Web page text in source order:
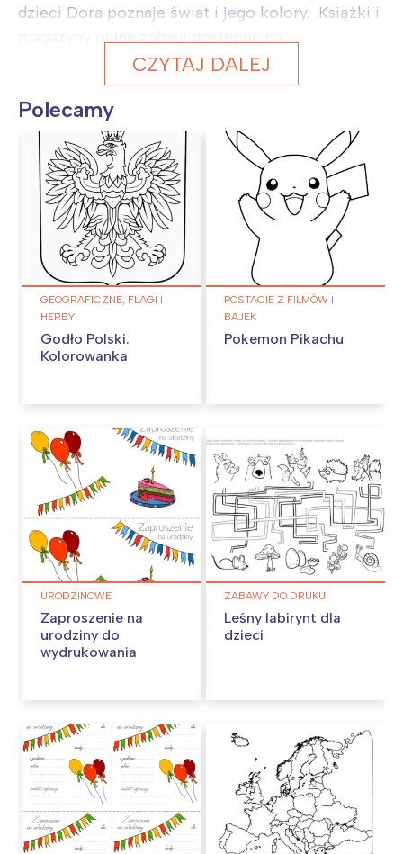
dzieci Dora poznaje świat i jego kolory. Książki i
CZYTAJ DALEJ
Polecamy
GEOGRAFICZNE, FLAGI I
HERBY
Godło Polski.
Kolorowanka
POSTACIE Z FILMÓW I
BAJEK
Pokemon Pikachu
URODZINOWE
Zaproszenie na
urodziny do
wydrukowania
ZABAWY DO DRUKU
Leśny labirynt dla
dzieci